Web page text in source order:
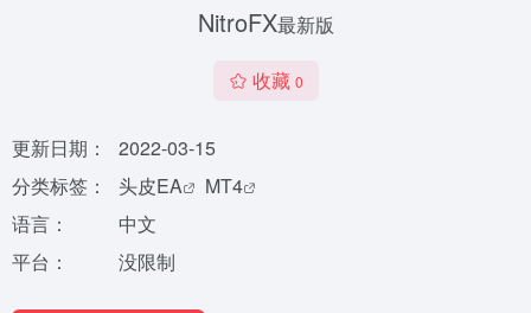
NitroFX最新版
收藏 0
更新日期：
2022-03-15
分类标签：
头皮EA
MT4
语言：
中文
平台：
没限制